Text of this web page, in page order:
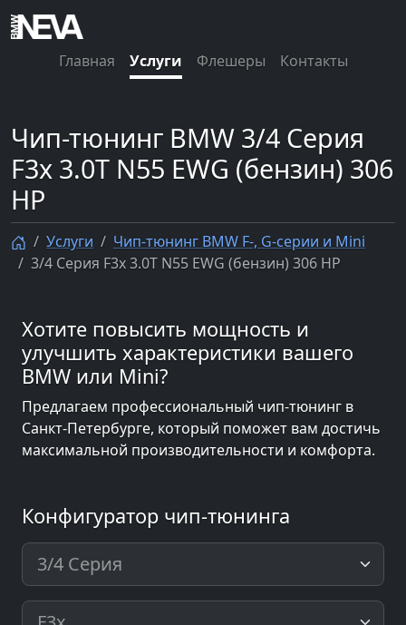
Главная Услуги Флешеры Контакты
Чип-тюнинг BMW 3/4 Серия
F3x 3.0T N55 EWG (бензин) 306
HP
Услуги
Чип-тюнинг BMW F-, G-серии и Mini
3/4 Серия F3x 3.0T N55 EWG (бензин) 306 HP
Хотите повысить мощность и
улучшить характеристики вашего
BMW или Mini?
Предлагаем профессиональный чип-тюнинг в
Санкт-Петербурге, который поможет вам достичь
максимальной производительности и комфорта.
Конфигуратор чип-тюнинга